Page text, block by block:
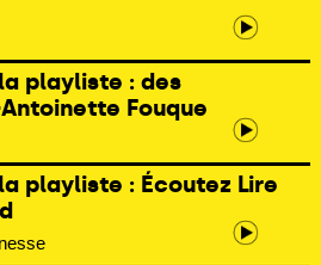
playliste : des
Fouque
playliste : Écoutez Lire